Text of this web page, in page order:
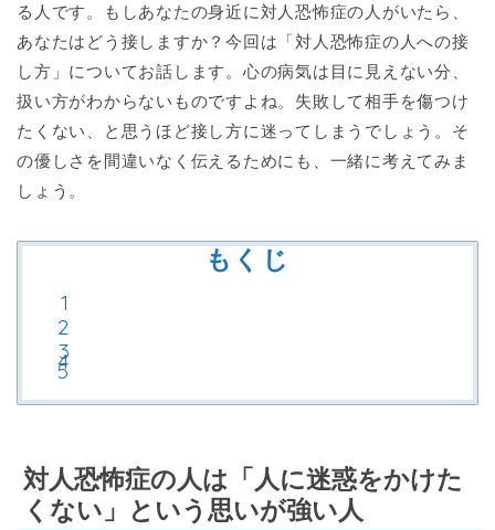
る人です。もしあなたの身近に対人恐怖症の人がいたら、
あなたはどう接しますか？今回は「対人恐怖症の人への接
し方」についてお話します。心の病気は目に見えない分、
扱い方がわからないものですよね。失敗して相手を傷つけ
たくない、と思うほど接し方に迷ってしまうでしょう。そ
の優しさを間違いなく伝えるためにも、一緒に考えてみま
しょう。
もくじ
対人恐怖症の人は「人に迷惑をかけた
くない」という思いが強い人